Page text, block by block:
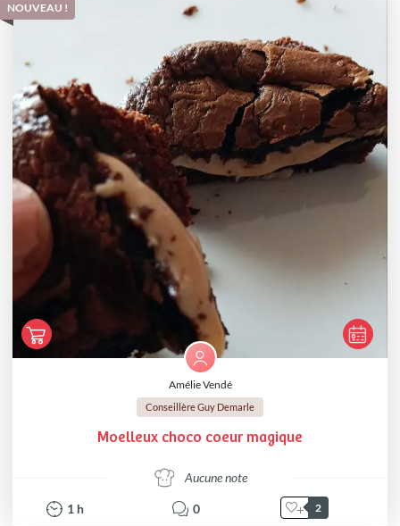
NOUVEAU !
Amélie Vendé
Conseillère Guy Demarle
Moelleux choco coeur magique
Aucune note
1 h 0 2